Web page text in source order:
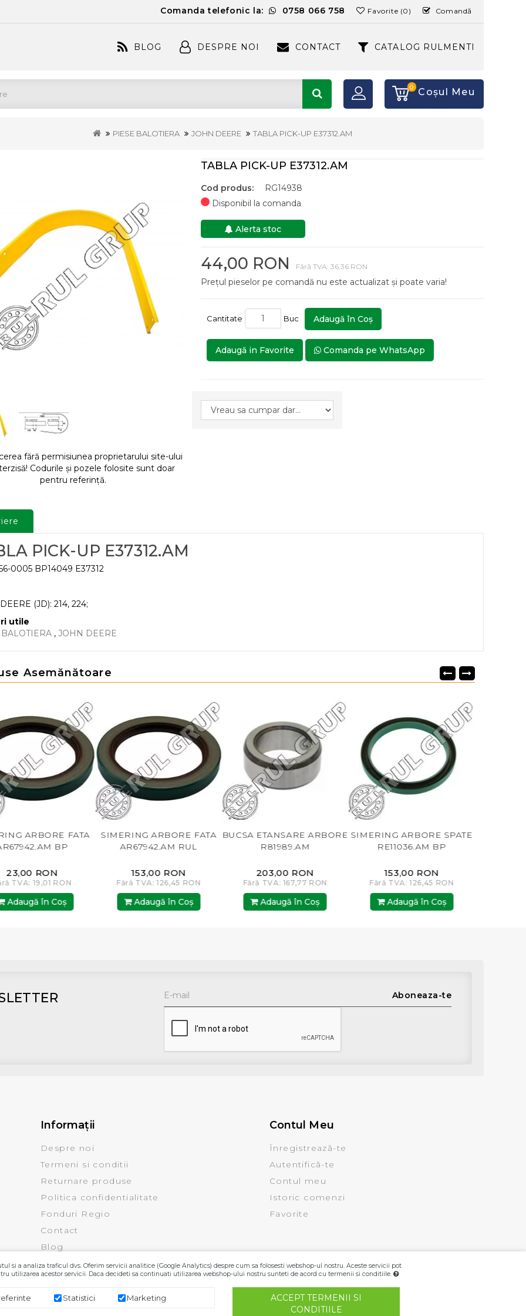
Comanda telefonic la: 0758 066 758 Favorite (0) Comandă
BLOG DESPRE NOI CONTACT CATALOG RULMENTI
0 Coşul Meu
PIESE BALOTIERA JOHN DEERE TABLA PICK-UP E37312.AM
fără permisiunea proprietarului site-ului
Codurile și pozele folosite sunt doar
pentru referință.
TABLA PICK-UP E37312.AM
Cod produs:
RG14938
Disponibil la comanda
Alerta stoc
44,00 RON Fără TVA: 36,36 RON
Prețul pieselor pe comandă nu este actualizat și poate varia!
Cantitate Buc Adaugă în Coş
Adaugă in Favorite Comanda pe WhatsApp
PICK-UP E37312.AM
0005 BP14049 E37312
(JD): 214, 224;
utile
, JOHN DEERE
Asemănătoare
FATA
BP
RON
Coş
SIMERING ARBORE FATA
AR67942.AM RUL
153,00 RON
Fără TVA: 126,45 RON
Adaugă în Coş
BUCSA ETANSARE ARBORE
R81989.AM
203,00 RON
Fără TVA: 167,77 RON
Adaugă în Coş
SIMERING ARBORE SPATE
RE11036.AM BP
153,00 RON
Fără TVA: 126,45 RON
Adaugă în Coş
TABLA PICK-UP
Aboneaza-te
Informaţii
Despre noi
Termeni si conditii
Returnare produse
Politica confidentialitate
Fonduri Regio
Contact
Blog
Contul Meu
Înregistrează-te
Autentifică-te
Contul meu
Istoric comenzi
Favorite
si a analiza traficul dvs. Oferim servicii analitice (Google Analytics) despre cum sa folosesti webshop-ul nostru. Aceste servicii pot
utilizarea acestor servicii. Daca decideti sa continuati utilizarea webshop-ului nostru sunteti de acord cu termenii si conditiile.
Statistici Marketing
ACCEPT TERMENII SI
CONDITIILE